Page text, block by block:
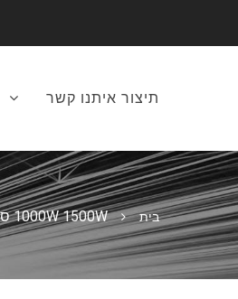
תיצור איתנו קשר
בית 1000W 1500W סוג סיב לייזר חיתוך מכונת מחיר